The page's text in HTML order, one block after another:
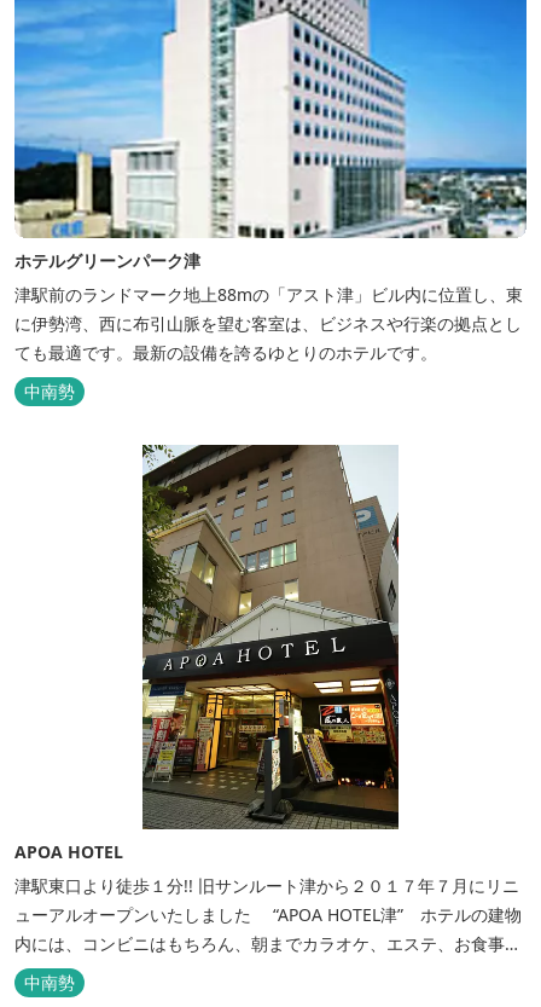
ホテルグリーンパーク津
津駅前のランドマーク地上88mの「アスト津」ビル内に位置し、東
に伊勢湾、西に布引山脈を望む客室は、ビジネスや行楽の拠点とし
ても最適です。最新の設備を誇るゆとりのホテルです。
中南勢
APOA HOTEL
津駅東口より徒歩１分!! 旧サンルート津から２０１７年７月にリニ
ューアルオープンいたしました “APOA HOTEL津” ホテルの建物
内には、コンビニはもちろん、朝までカラオケ、エステ、お食事も
いろいろなジャンルが楽しめます。 ホテル内施設 地下…創作料
理“舞の華” 居酒屋“風の蔵人” 居酒屋“居酒屋ならここが安いぜっ”
中南勢